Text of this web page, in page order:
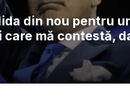
din nou pentru
mă contestă,